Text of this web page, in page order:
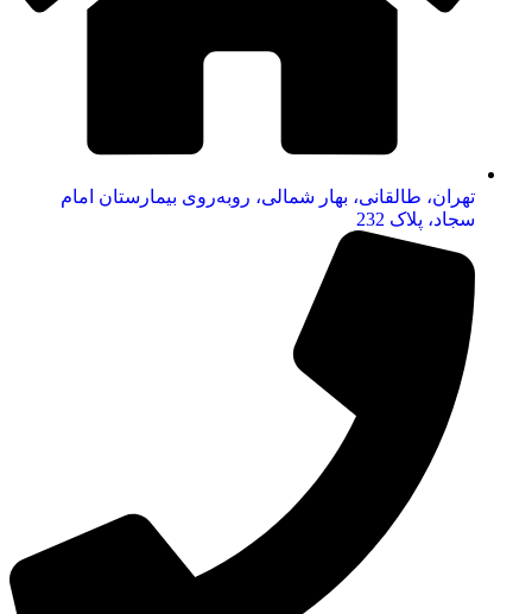
تهران، طالقانی، بهار شمالی، روبه‌روی بیمارستان امام
سجاد، پلاک 232